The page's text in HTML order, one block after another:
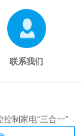
联系我们
制家电“三合一”